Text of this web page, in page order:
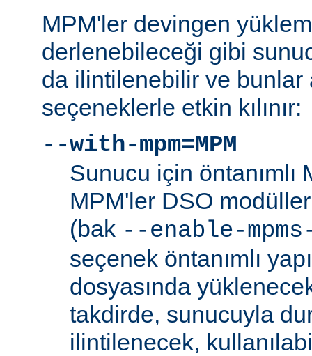
MPM'ler devingen
derlenebileceği gibi
da ilintilenebilir ve bunlar
seçeneklerle etkin kılınır:
--with-mpm=MPM
Sunucu için öntanımlı
MPM'ler DSO
(bak --enable-
seçenek öntanımlı
dosyasında
takdirde, sunucuyla
ilintilenecek,